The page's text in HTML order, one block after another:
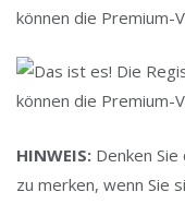
können die Premium-
HINWEIS: Denken
zu merken, wenn Sie